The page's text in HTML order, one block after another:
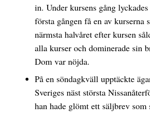
in. Under kursens gång
första gången få en av kurserna
närmsta halvåret efter kursen
alla kurser och dominerade sin
Dom var nöjda.
På en söndagkväll upptäckte
Sveriges näst största
han hade glömt ett säljbrev